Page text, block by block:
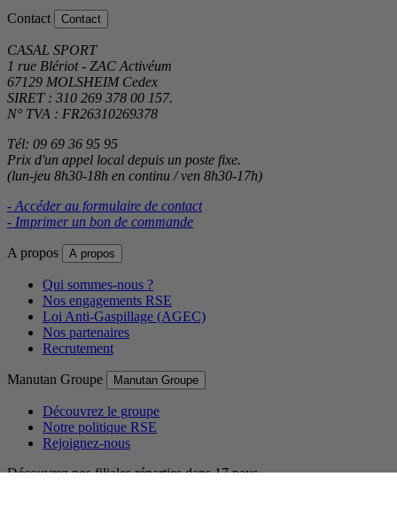
Contact Contact
CASAL SPORT
1 rue Blériot - ZAC Activéum
67129 MOLSHEIM Cedex
SIRET : 310 269 378 00 157.
N° TVA : FR26310269378
Tél: 09 69 36 95 95
Prix d'un appel local depuis un poste fixe.
(lun-jeu 8h30-18h en continu / ven 8h30-17h)
- Accéder au formulaire de contact
- Imprimer un bon de commande
A propos A propos
Qui sommes-nous ?
Nos engagements RSE
Loi Anti-Gaspillage (AGEC)
Nos partenaires
Recrutement
Manutan Groupe Manutan Groupe
Découvrez le groupe
Notre politique RSE
Rejoignez-nous
Découvrez nos filiales réparties dans 17 pays.